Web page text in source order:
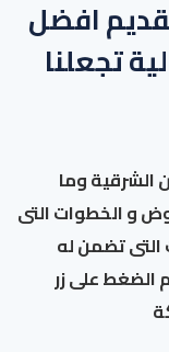
افضل
تجعلنا
وما
و الخطوات التى
تضمن له
الضغط على زر